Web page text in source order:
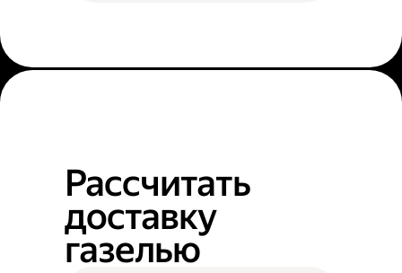
Рассчитать
доставку
газелью